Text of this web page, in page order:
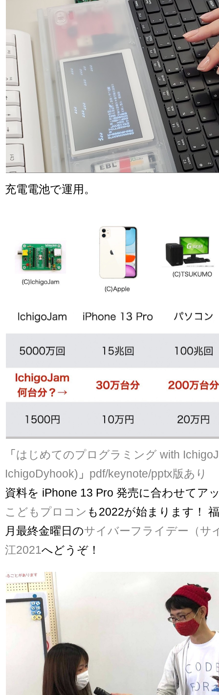
充電電池で運用。
「はじめてのプログラミング with
IchigoDyhook) 」 pdf/keynote/pptx版あり
資料を iPhone 13 Pro 発売に合わせてア
こどもプロコン も2022が始まります！
月最終金曜日のサイバーフライデー（サ
江2021へどうぞ！